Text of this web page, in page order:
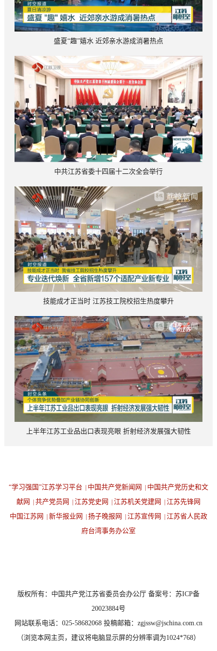
盛夏“趣”嬉水 近郊亲水游成消暑热点
中共江苏省委十四届十二次全会举行
技能成才正当时 江苏技工院校招生热度攀升
上半年江苏工业品出口表现亮眼 折射经济发展强大韧性
“学习强国”江苏学习平台 中国共产党新闻网
中国共产党历史和文
献网
共产党员网 江苏党史网 江苏机关党建网
江苏先锋网
中国江苏网
新华报业网 扬子晚报网 江苏宣传网
江苏省人民政
府台湾事务办公室
版权所有：中国共产党江苏省委员会办公厅 备案号：苏ICP备
20023884号
网站联系电话：025-58682068 投稿邮箱：zgjssw@jschina.com.cn
（浏览本网主页，建议将电脑显示屏的分辨率调为1024*768）